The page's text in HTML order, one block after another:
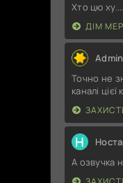
Хто цю
ДІМ
Точно не
каналі
Н
А озвучка